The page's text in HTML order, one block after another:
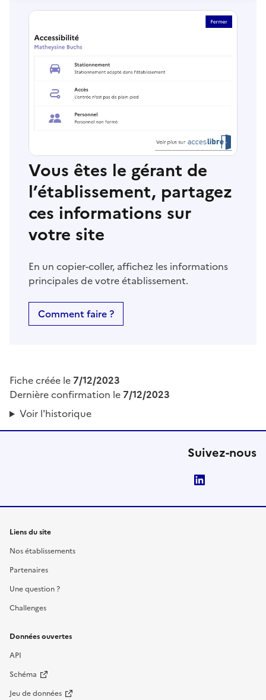
Vous êtes le gérant de
l’établissement, partagez
ces informations sur
votre site
En un copier-coller, affichez les informations
principales de votre établissement.
Comment faire ?
Fiche créée le 7/12/2023
Dernière confirmation le 7/12/2023
Voir l'historique
Suivez-nous
Liens du site
Nos établissements
Partenaires
Une question ?
Challenges
Données ouvertes
API
Schéma
Jeu de données